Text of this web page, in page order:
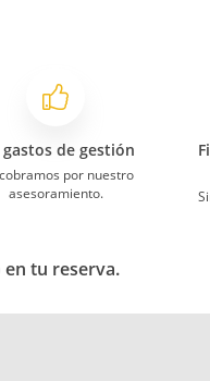
gastos de gestión
por nuestro
asesoramiento.
en tu reserva.